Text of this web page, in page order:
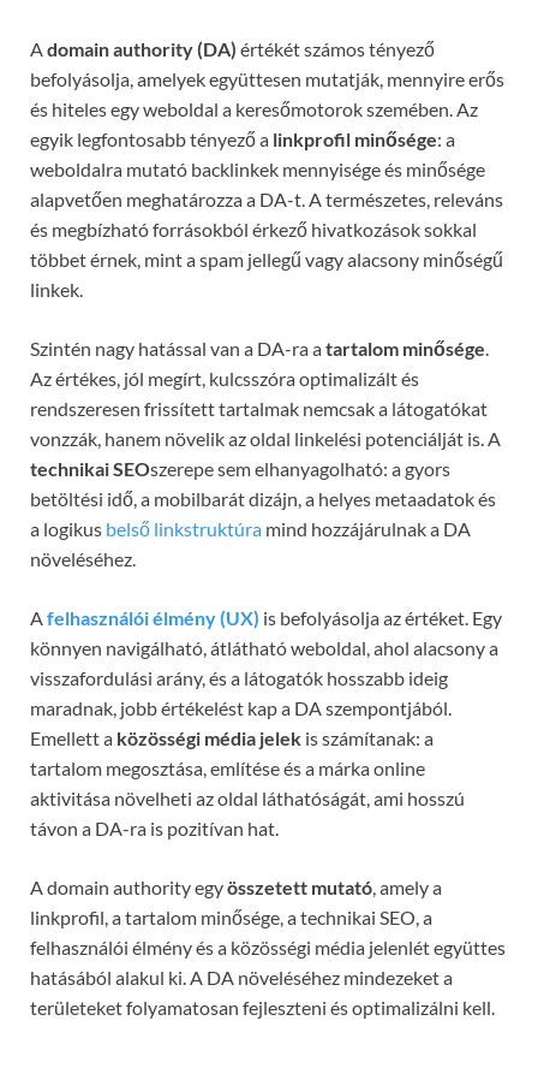
Adomain authority (DA) értékét számos tényező
befolyásolja, amelyek együttesen mutatják, mennyire erős
és hiteles egy weboldal a keresőmotorok szemében. Az
egyik legfontosabb tényező a linkprofil minősége: a
weboldalra mutató backlinkek mennyisége és minősége
alapvetően meghatározza a DA-t. A természetes, releváns
és megbízható forrásokból érkező hivatkozások sokkal
többet érnek, mint a spam jellegű vagy alacsony minőségű
linkek.
Szintén nagy hatással van a DA-ra atartalom minősége.
Az értékes, jól megírt, kulcsszóra optimalizált és
rendszeresen frissített tartalmak nemcsak a látogatókat
vonzzák, hanem növelik az oldal linkelési potenciálját is. A
technikai SEOszerepe sem elhanyagolható: a gyors
betöltési idő, a mobilbarát dizájn, a helyes metaadatok és
a logikus belső linkstruktúra mind hozzájárulnak a DA
növeléséhez.
Afelhasználói élmény (UX) is befolyásolja az értéket. Egy
könnyen navigálható, átlátható weboldal, ahol alacsony a
visszafordulási arány, és a látogatók hosszabb ideig
maradnak, jobb értékelést kap a DA szempontjából.
Emellett a közösségi média jelek is számítanak: a
tartalom megosztása, említése és a márka online
aktivitása növelheti az oldal láthatóságát, ami hosszú
távon a DA-ra is pozitívan hat.
A domain authority egyösszetett mutató, amely a
linkprofil, a tartalom minősége, a technikai SEO, a
felhasználói élmény és a közösségi média jelenlét együttes
hatásából alakul ki. A DA növeléséhez mindezeket a
területeket folyamatosan fejleszteni és optimalizálni kell.